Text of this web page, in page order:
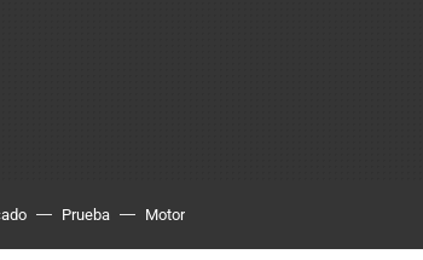
Prueba Motor